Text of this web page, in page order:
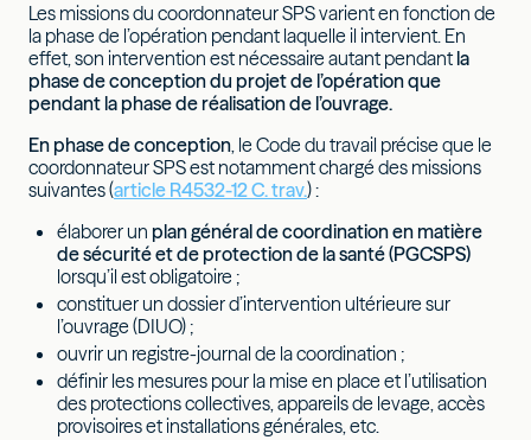
Les missions du coordonnateur SPS varient en fonction de
la phase de l’opération pendant laquelle il intervient. En
effet, son intervention est nécessaire autant pendant la
phase de conception du projet de l’opération que
pendant la phase de réalisation de l’ouvrage.
En phase de conception, le Code du travail précise que le
coordonnateur SPS est notamment chargé des missions
suivantes (article R4532-12 C. trav.) :
élaborer un plan général de coordination en matière
de sécurité et de protection de la santé (PGCSPS)
lorsqu’il est obligatoire ;
constituer un dossier d’intervention ultérieure sur
l’ouvrage (DIUO) ;
ouvrir un registre-journal de la coordination ;
définir les mesures pour la mise en place et l’utilisation
des protections collectives, appareils de levage, accès
provisoires et installations générales, etc.